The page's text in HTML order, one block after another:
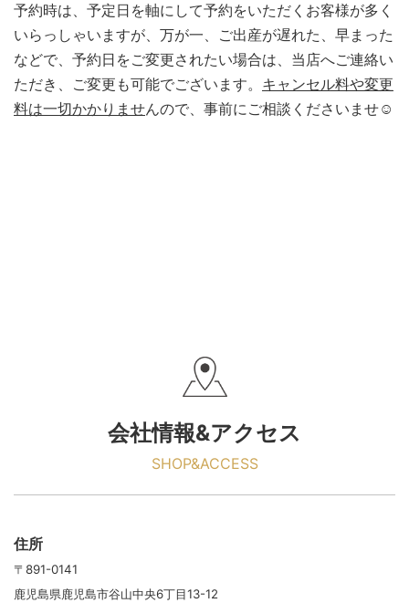
予約時は、予定日を軸にして予約をいただくお客様が多く
いらっしゃいますが、万が一、ご出産が遅れた、早まった
などで、予約日をご変更されたい場合は、当店へご連絡い
ただき、ご変更も可能でございます。 キャンセル料や変更
料は一切かかりませんので、事前にご相談くださいませ☺
会社情報&アクセス
SHOP&ACCESS
住所
〒891-0141
鹿児島県鹿児島市谷山中央6丁目13-12